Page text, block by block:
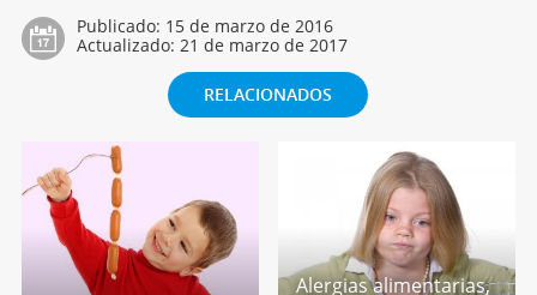
Publicado: 15 de marzo de 2016
Actualizado: 21 de marzo de 2017
RELACIONADOS
Alergias alimentarias,